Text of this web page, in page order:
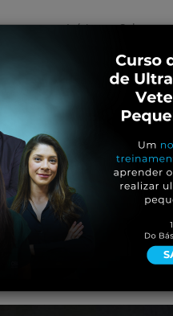
Início Sobre
Entrevistas
Genética e